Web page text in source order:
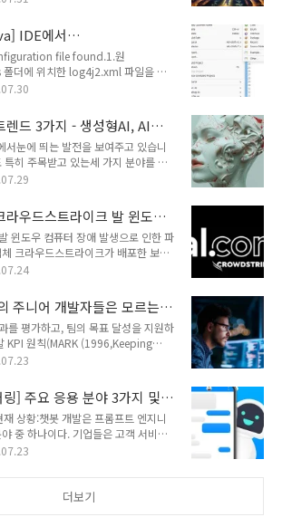
여전히 많은 과제가 남아 있습니다.1.
KAIS..
. 1. 드론 라이트 쇼 1 ) 작동 원리드
수천 대의 드론이정교하게 조율되어
을그리는 공연입니다. 이 드론들은 각
터 프로그램에 의해 정밀하게 제어되
양한 색상과 빛의 효과를 낼 수 있습
을 배경으로파리의 랜드마크, 올림픽
IDE에서
폴더 생성 및 log4j2.xml
configuration file
file found.1.원
더에 위치한 log4j2.xml 파일을 찾
방법Spring Tool Suite(STS)에서
게끔 해야합니다.1. 프로젝트 생성 또
를 열고 프로젝트를 생성
트를 엽니다.2. src/main/resources
트리에서 src 폴더를 마우스 오른쪽
New > Folder를 선택합니다. 3 )
렌드 3가지 - 생성형AI, AI윤
눈에 띄는 발전을 보여주고 있습니
히 주목받고 있는세 가지 분야를 소
AI (Generative AI)먼저 AI(Artificial
된 시스템'입니다. 2024년 핫한 트
Language Model) 기반 AI 로서
해졌습니다. 아래는 대표적으로 활용
니다.1. 창의적인 장편 컨텐츠 제작장
며일관성을 유지 할 수 있습니다.2.
분석..
라우드스트라이크 발 윈도우
방법
윈도우 컴퓨터 장애 발생으로 인한 파
크라우드스트라이크가 배포한 보안
윈도우와 충돌해 수많은 윈도우 기
방송사, 의료 기관, 다양한 사업체의
됐습니다. 유나이티드, 델타, 아메리칸
늦추거나 취소하면서 승객들은 공항
인 스카이 뉴스(Sky News)는 일시
다. 유럽, 호주, 인도의 은행 고객들은
템을 사용할 수 없게 됐습니다. 2. 윈도
주니어 개발자들은 모르는
를 평가하고, 팀의 목표 달성을 지원하
KPI 원칙(MARK (1996,Keeping
적을수록 좋으며 지표는 변경이 용
래 정리해 놓은 개발 KPI 핵심 지표
따라 변형될 수 있음을 인지하고 있
의 세 가지 핵심 지표이다.개발 KPI
하나는 코드 품질이다.이는 개발자가
적이고 오류 없이 작동하는 지를 평가
] 주요 응용 분야 3가지 및
(2024년 기준)
상황:챗봇 개발은 프롬프트 엔지니
중 하나이다. 기업들은 고객 서비스,
영역에서 챗봇을 활용하여 사용자와
있다. 예를 들어, 은행에서는 고객이
더보기